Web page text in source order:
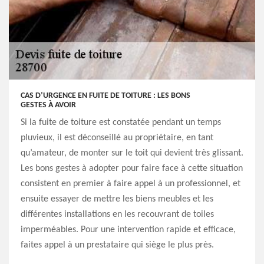
CAS D’URGENCE EN FUITE DE TOITURE : LES BONS
GESTES À AVOIR
Si la fuite de toiture est constatée pendant un temps
pluvieux, il est déconseillé au propriétaire, en tant
qu’amateur, de monter sur le toit qui devient très glissant.
Les bons gestes à adopter pour faire face à cette situation
consistent en premier à faire appel à un professionnel, et
ensuite essayer de mettre les biens meubles et les
différentes installations en les recouvrant de toiles
imperméables. Pour une intervention rapide et efficace,
faites appel à un prestataire qui siège le plus près.